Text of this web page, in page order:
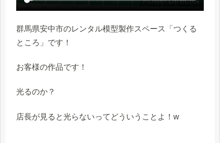
群馬県安中市のレンタル模型製作スペース「つくる
ところ」です！
お客様の作品です！
光るのか？
店長が見ると光らないってどういうことよ！w